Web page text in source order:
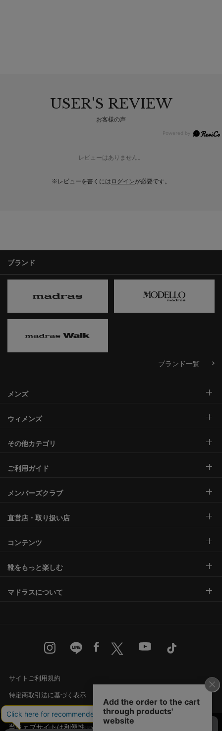
USER'S REVIEW
お客様の声
レビューはありません。
※レビューを書くには ログインが必要です。
ブランド
ブランド一覧
メンズ
ウィメンズ
その他カテゴリ
ご利用ガイド
メンバーズクラブ
直営店・取り扱い店
コンテンツ
靴をもっと楽しむ
マドラスについて
サイトご利用規約
特定商取引法に基づく表示
古物営業法に基づく表示
プライバシー規約・個人情報の取り扱い
当ウェブサイトは利便性、品質維持・向上を目的